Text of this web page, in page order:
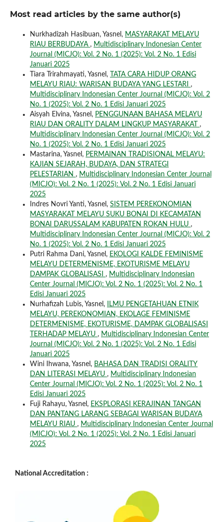
Most read articles by the same author(s)
Nurkhadizah Hasibuan, Yasnel, MASYARAKAT MELAYU
RIAU BERBUDAYA , Multidisciplinary Indonesian Center
Journal (MICJO): Vol. 2 No. 1 (2025): Vol. 2 No. 1 Edisi
Januari 2025
Tiara Trirahmayati, Yasnel,
TATA CARA HIDUP ORANG
MELAYU RIAU: WARISAN BUDAYA YANG LESTARI ,
Multidisciplinary Indonesian Center Journal (MICJO): Vol. 2
No. 1 (2025): Vol. 2 No. 1 Edisi Januari 2025
Aisyah Elvina, Yasnel, PENGGUNAAN BAHASA MELAYU
RIAU DAN ORALITY DALAM LINGKUP MASYARAKAT ,
Multidisciplinary Indonesian Center Journal (MICJO): Vol. 2
No. 1 (2025): Vol. 2 No. 1 Edisi Januari 2025
Mastarina, Yasnel, PERMAINAN TRADISIONAL MELAYU:
KAJIAN SEJARAH, BUDAYA, DAN STRATEGI
PELESTARIAN , Multidisciplinary Indonesian Center Journal
(MICJO): Vol. 2 No. 1 (2025): Vol. 2 No. 1 Edisi Januari
2025
Indres Novri Yanti, Yasnel, SISTEM PEREKONOMIAN
MASYARAKAT MELAYU SUKU BONAI DI KECAMATAN
BONAI DARUSSALAM KABUPATEN ROKAN HULU ,
Multidisciplinary Indonesian Center Journal (MICJO): Vol. 2
No. 1 (2025): Vol. 2 No. 1 Edisi Januari 2025
Putri Rahma Dani, Yasnel, EKOLOGI KALDE FEMINISME
MELAYU DETERMENISME, EKOTURISME MELAYU
DAMPAK GLOBALISASI , Multidisciplinary Indonesian
Center Journal (MICJO): Vol. 2 No. 1 (2025): Vol. 2 No. 1
Edisi Januari 2025
Nurhafizah Lubis, Yasnel,
ILMU PENGETAHUAN ETNIK
MELAYU, PEREKONOMIAN, EKOLAGE FEMINISME
DETERMENISME, EKOTURISME, DAMPAK GLOBALISASI
TERHADAP MELAYU , Multidisciplinary Indonesian Center
Journal (MICJO): Vol. 2 No. 1 (2025): Vol. 2 No. 1 Edisi
Januari 2025
Wini Ihwana, Yasnel, BAHASA DAN TRADISI ORALITY
DAN LITERASI MELAYU , Multidisciplinary Indonesian
Center Journal (MICJO): Vol. 2 No. 1 (2025): Vol. 2 No. 1
Edisi Januari 2025
Fuji Rahayu, Yasnel, EKSPLORASI KERAJINAN TANGAN
DAN PANTANG LARANG SEBAGAI WARISAN BUDAYA
MELAYU RIAU , Multidisciplinary Indonesian Center Journal
(MICJO): Vol. 2 No. 1 (2025): Vol. 2 No. 1 Edisi Januari
2025
National Accreditation :